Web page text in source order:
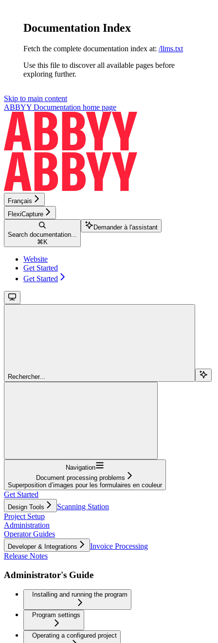
Documentation Index
Fetch the complete documentation index at: /llms.txt
Use this file to discover all available pages before
exploring further.
Skip to main content
ABBYY Documentation home page
Français
FlexiCapture
Search documentation...
⌘ K
Demander à l'assistant
Website
Get Started
Get Started
Rechercher...
Navigation
Document processing problems
Superposition d’images pour les formulaires en couleur
Get Started
Design Tools
Scanning Station
Project Setup
Administration
Operator Guides
Developer & Integrations
Invoice Processing
Release Notes
Administrator's Guide
Installing and running the program
Program settings
Operating a configured project